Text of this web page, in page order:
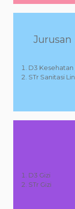
Jurusan
D3
STr Sanitasi
D3 Gizi
STr Gizi